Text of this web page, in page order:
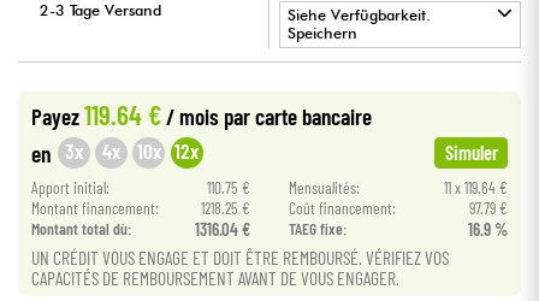
Violinen & Quartett
Kabel & Zubehöre
HiFi
Bundle
2-3 Tage Versand
Siehe Verfügbarkeit.
Speichern
Payez119.64 €/ mois par carte bancaire
en 3x 4x 10x 12x Simuler
Apport initial: 110.75 € Mensualités:
11 x 119.64 €
Montant financement:
1218.25 € Coût financement:
97.79 €
Montant total dù:
1316.04 € TAEG fixe: 16.9 %
UN CRÉDIT VOUS ENGAGE ET DOIT ÊTRE REMBOURSÉ. VÉRIFIEZ VOS
CAPACITÉS DE REMBOURSEMENT AVANT DE VOUS ENGAGER.